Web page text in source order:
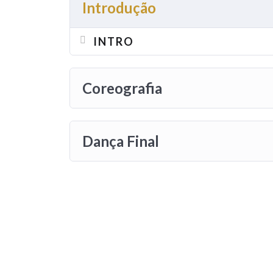
Introdução
INTRO
Coreografia
Dança Final